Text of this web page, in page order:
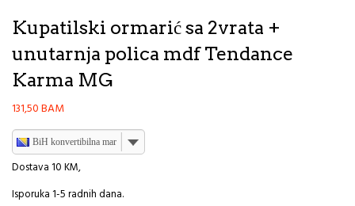
Kupatilski ormarić sa 2vrata +
unutarnja polica mdf Tendance
Karma MG
131,50BAM
BiH konvertibilna marka
Dostava 10 KM,
Isporuka 1-5 radnih dana.